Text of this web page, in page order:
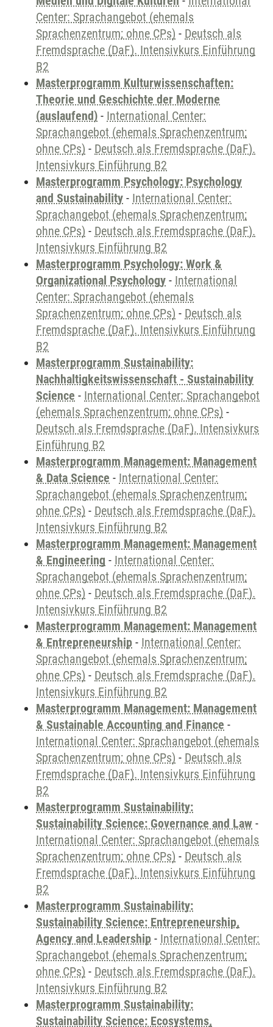
Center: Sprachangebot (ehemals
Sprachenzentrum; ohne CPs) - Deutsch als
Fremdsprache (DaF). Intensivkurs Einführung
B2
Masterprogramm Kulturwissenschaften:
Theorie und Geschichte der Moderne
(auslaufend) - International Center:
Sprachangebot (ehemals Sprachenzentrum;
ohne CPs) - Deutsch als Fremdsprache (DaF).
Intensivkurs Einführung B2
Masterprogramm Psychology: Psychology
and Sustainability - International Center:
Sprachangebot (ehemals Sprachenzentrum;
ohne CPs) - Deutsch als Fremdsprache (DaF).
Intensivkurs Einführung B2
Masterprogramm Psychology: Work &
Organizational Psychology - International
Center: Sprachangebot (ehemals
Sprachenzentrum; ohne CPs) - Deutsch als
Fremdsprache (DaF). Intensivkurs Einführung
B2
Masterprogramm Sustainability:
Nachhaltigkeitswissenschaft - Sustainability
Science - International Center: Sprachangebot
(ehemals Sprachenzentrum; ohne CPs) -
Deutsch als Fremdsprache (DaF). Intensivkurs
Einführung B2
Masterprogramm Management: Management
& Data Science - International Center:
Sprachangebot (ehemals Sprachenzentrum;
ohne CPs) - Deutsch als Fremdsprache (DaF).
Intensivkurs Einführung B2
Masterprogramm Management: Management
& Engineering - International Center:
Sprachangebot (ehemals Sprachenzentrum;
ohne CPs) - Deutsch als Fremdsprache (DaF).
Intensivkurs Einführung B2
Masterprogramm Management: Management
& Entrepreneurship - International Center:
Sprachangebot (ehemals Sprachenzentrum;
ohne CPs) - Deutsch als Fremdsprache (DaF).
Intensivkurs Einführung B2
Masterprogramm Management: Management
& Sustainable Accounting and Finance -
International Center: Sprachangebot (ehemals
Sprachenzentrum; ohne CPs) - Deutsch als
Fremdsprache (DaF). Intensivkurs Einführung
B2
Masterprogramm Sustainability:
Sustainability Science: Governance and Law -
International Center: Sprachangebot (ehemals
Sprachenzentrum; ohne CPs) - Deutsch als
Fremdsprache (DaF). Intensivkurs Einführung
B2
Masterprogramm Sustainability:
Sustainability Science: Entrepreneurship,
Agency and Leadership - International Center:
Sprachangebot (ehemals Sprachenzentrum;
ohne CPs) - Deutsch als Fremdsprache (DaF).
Intensivkurs Einführung B2
Masterprogramm Sustainability:
Sustainability Science: Ecosystems,